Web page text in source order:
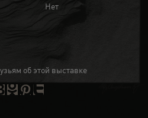
Нет
об этой выставке